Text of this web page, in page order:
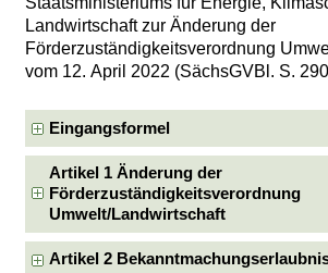
Landwirtschaft zur Änderung der
Förderzuständigkeitsverordnung
vom 12. April 2022 (SächsGVBl. S.
Eingangsformel
Artikel 1 Änderung der
Förderzuständigkeitsverordnung
Umwelt/Landwirtschaft
Artikel 2